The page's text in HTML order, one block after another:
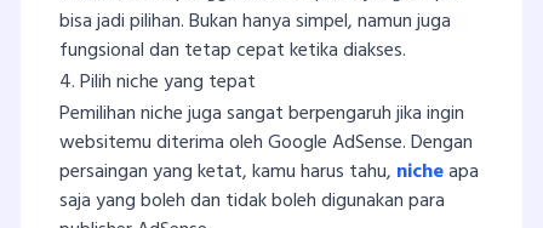
bisa jadi pilihan. Bukan hanya simpel, namun juga
fungsional dan tetap cepat ketika diakses.
4. Pilih niche yang tepat
Pemilihan niche juga sangat berpengaruh jika ingin
websitemu diterima oleh Google AdSense. Dengan
persaingan yang ketat, kamu harus tahu, nicheapa
saja yang boleh dan tidak boleh digunakan para